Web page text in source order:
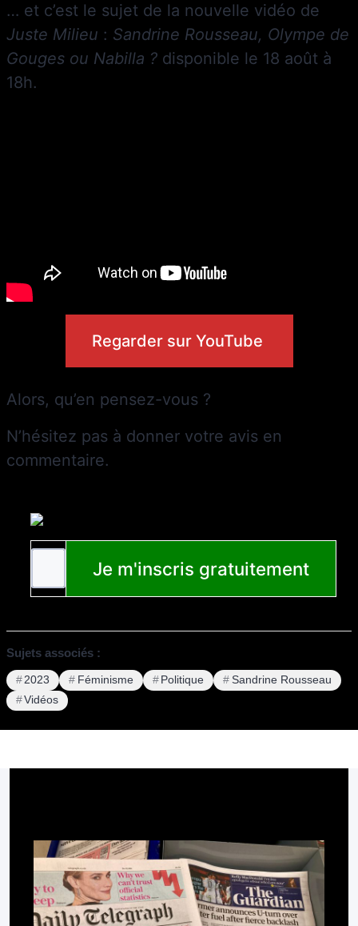
… et c’est le sujet de la nouvelle vidéo de
Juste Milieu : Sandrine Rousseau, Olympe de
Gouges ou Nabilla ? disponible le 18 août à
18h.
Regarder sur YouTube
Alors, qu’en pensez-vous ?
N’hésitez pas à donner votre avis en
commentaire.
Sujets associés :
2023 Féminisme Politique
Sandrine Rousseau
Vidéos